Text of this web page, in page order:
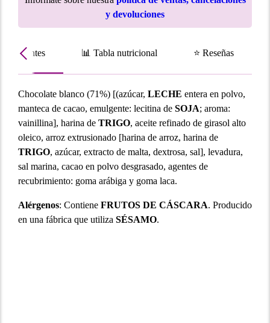
y devoluciones
📊 Tabla nutricional ⭐ Reseñas
Chocolate blanco (71%) [(azúcar, LECHE entera en polvo,
manteca de cacao, emulgente: lecitina de SOJA; aroma:
vainillina], harina de TRIGO, aceite refinado de girasol alto
oleico, arroz extrusionado [harina de arroz, harina de
TRIGO, azúcar, extracto de malta, dextrosa, sal], levadura,
sal marina, cacao en polvo desgrasado, agentes de
recubrimiento: goma arábiga y goma laca.
Alérgenos: Contiene FRUTOS DE CÁSCARA. Producido
en una fábrica que utiliza SÉSAMO.